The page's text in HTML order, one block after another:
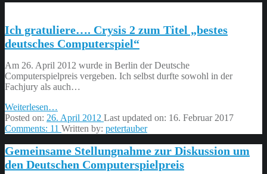
ein
Kulturgut!”
Ich gratuliere…. Crysis 2 zum Titel „bestes
deutsches Computerspiel“
Am 26. April 2012 wurde in Berlin der Deutsche
Computerspielpreis vergeben. Ich selbst durfte sowohl in der
Fachjury als auch…
Weiterlesen“Ich
gratuliere….
Crysis
zum
Titel
„bestes
…
Posted on: 26. April 2012 Last updated on: 16. Februar 2017
Comments: 11 Written by: petertauber
Gemeinsame Stellungnahme zur Diskussion um
den Deutschen Computerspielpreis